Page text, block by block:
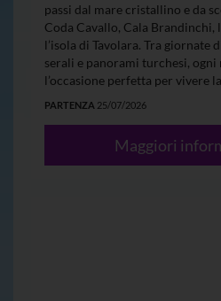
passi dal mare cristallino e da
Coda Cavallo, Cala Brandinchi,
l’isola di Tavolara. Tra giornate
serali e panorami turchesi,
l’occasione perfetta per vivere
PARTENZA 25/07/2026
Maggiori